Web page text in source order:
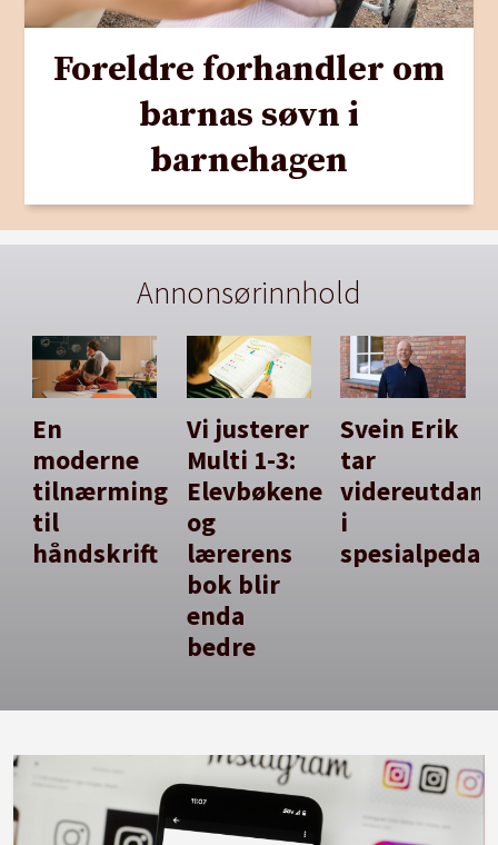
Foreldre forhandler om
barnas søvn i
barnehagen
Annonsørinnhold
En
moderne
tilnærming
til
håndskrift
Vi justerer
Multi 1-3:
Elevbøkene
og
lærerens
bok blir
enda
bedre
Svein Erik
tar
i